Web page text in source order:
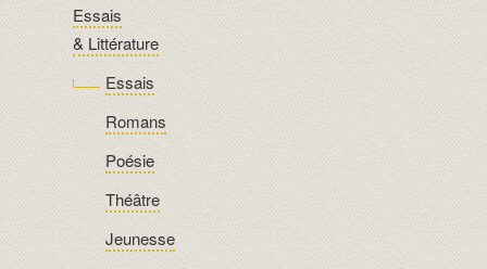
Essais
& Littérature
Essais
Romans
Poésie
Théâtre
Jeunesse